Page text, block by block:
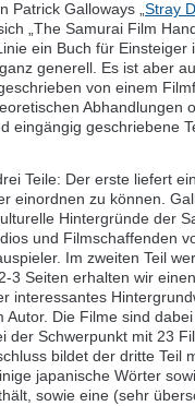
Patrick Galloways „Stray
„The Samurai Film
ein Buch für Einsteiger
generell. Es ist aber
von einem
Abhandlungen
eingängig geschriebene
Teile: Der erste liefert
einordnen zu können.
Hintergründe der
und Filmschaffenden
Im zweiten Teil
3 Seiten erhalten wir
interessantes
Autor. Die Filme sind dabei
der Schwerpunkt mit 23
bildet der dritte Teil
japanische Wörter
sowie eine (sehr